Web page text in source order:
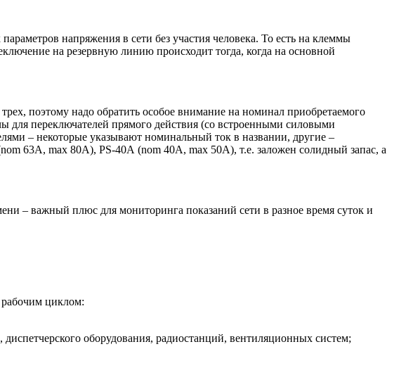
напряжения в сети без участия человека. То есть на клеммы
на резервную линию происходит тогда, когда на основной
поэтому надо обратить особое внимание на номинал приобретаемого
для переключателей прямого действия (со встроенными силовыми
– некоторые указывают номинальный ток в названии, другие –
nom 63A, max 80A), PS-40A (nom 40A, max 50A), т.е. заложен солидный запас, а
– важный плюс для мониторинга показаний сети в разное время суток и
рабочим циклом:
оборудования, радиостанций, вентиляционных систем;